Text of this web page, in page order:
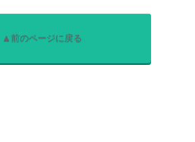
▲前のページに戻る